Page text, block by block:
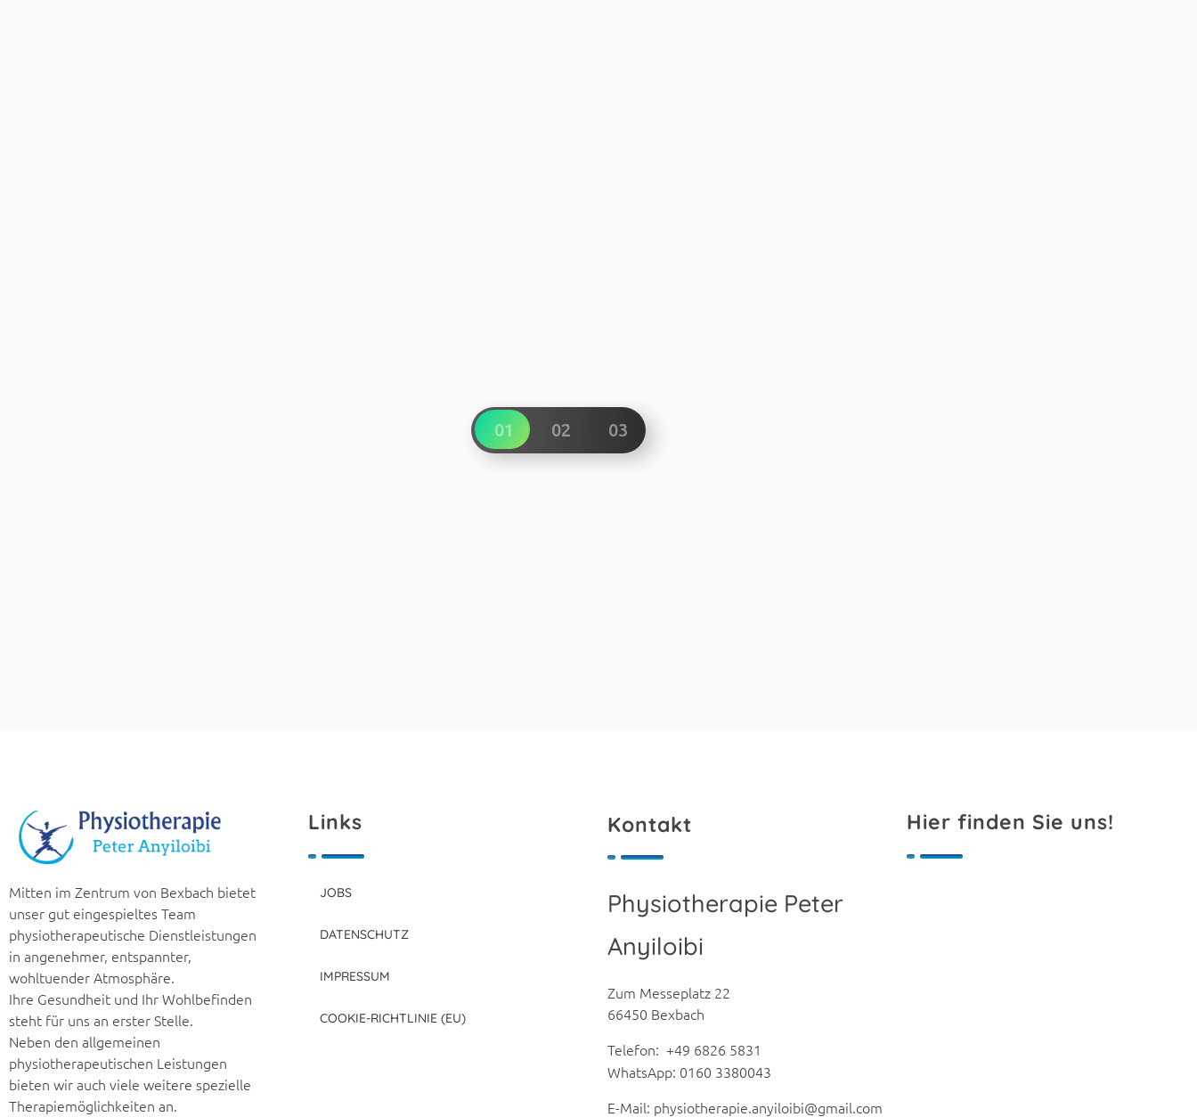
01 02 03
Mitten im Zentrum von Bexbach bietet
unser gut eingespieltes Team
physiotherapeutische Dienstleistungen
in angenehmer, entspannter,
wohltuender Atmosphäre.
Ihre Gesundheit und Ihr Wohlbefinden
steht für uns an erster Stelle.
Neben den allgemeinen
physiotherapeutischen Leistungen
bieten wir auch viele weitere spezielle
Therapiemöglichkeiten an.
Links
JOBS
DATENSCHUTZ
IMPRESSUM
COOKIE-RICHTLINIE (EU)
Kontakt
Physiotherapie Peter
Anyiloibi
Zum Messeplatz 22
66450 Bexbach
Telefon: +49 6826 5831
WhatsApp: 0160 3380043
E-Mail: physiotherapie.anyiloibi@gmail.com
Hier finden Sie uns!